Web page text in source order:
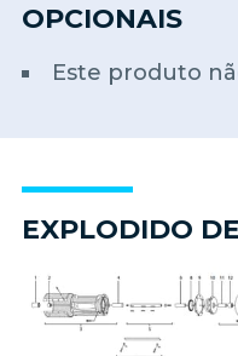
OPCIONAIS
Este produto
EXPLODIDO